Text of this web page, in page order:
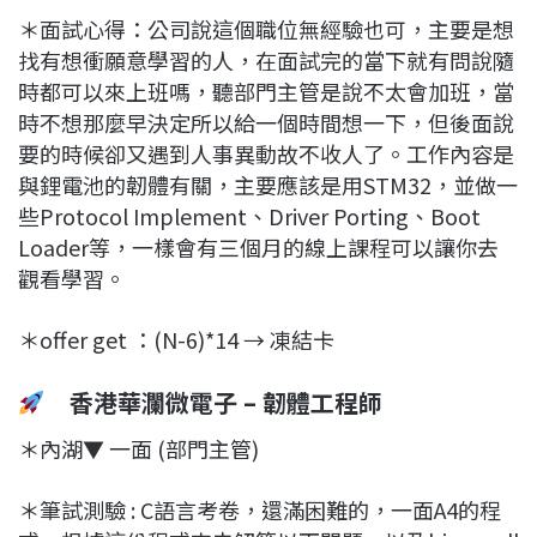
＊面試心得：公司說這個職位無經驗也可，主要是想
找有想衝願意學習的人，在面試完的當下就有問說隨
時都可以來上班嗎，聽部門主管是說不太會加班，當
時不想那麼早決定所以給一個時間想一下，但後面說
要的時候卻又遇到人事異動故不收人了。工作內容是
與鋰電池的韌體有關，主要應該是用STM32，並做一
些Protocol Implement、Driver Porting、Boot
Loader等，一樣會有三個月的線上課程可以讓你去
觀看學習。
＊offer get ：(N-6)*14 → 凍結卡
香港華瀾微電子 – 韌體工程師
＊內湖▼ 一面 (部門主管)
＊筆試測驗 : C語言考卷，還滿困難的，一面A4的程